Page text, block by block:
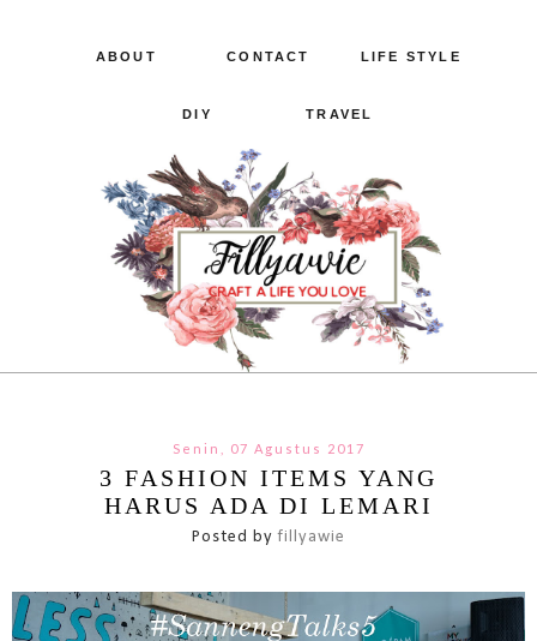
ABOUT CONTACT LIFE STYLE
DIY TRAVEL
Senin, 07 Agustus 2017
3 FASHION ITEMS YANG
HARUS ADA DI LEMARI
Posted byfillyawie